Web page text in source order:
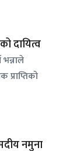
दायित्व
प्राप्तिको
नमुना